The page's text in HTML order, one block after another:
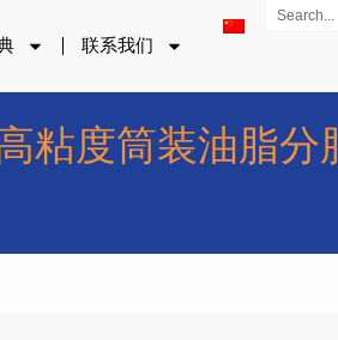
联系我们
Search
粘度筒装油脂分